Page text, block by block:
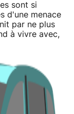
sont si
d'une menace
par ne plus
à vivre avec,